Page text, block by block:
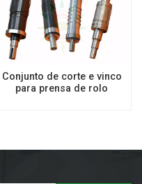
Conjunto de corte e vinco
para prensa de rolo